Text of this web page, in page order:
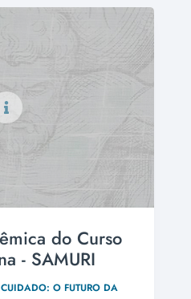
do Curso
- SAMURI
O FUTURO DA